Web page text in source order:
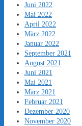
Juni 2022
Mai 2022
April 2022
März 2022
Januar 2022
September 2021
August 2021
Juni 2021
Mai 2021
März 2021
Februar 2021
Dezember 2020
November 2020